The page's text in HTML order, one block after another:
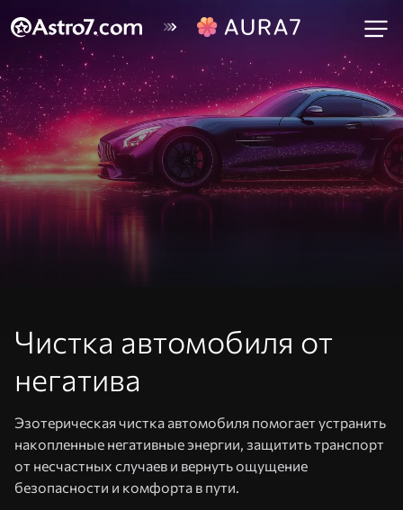
Чистка автомобиля от
негатива
Эзотерическая чистка автомобиля помогает устранить
накопленные негативные энергии, защитить транспорт
от несчастных случаев и вернуть ощущение
безопасности и комфорта в пути.